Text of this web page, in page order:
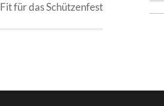
Fit für das Schützenfest